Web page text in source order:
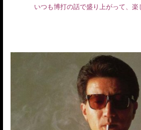
いつも博打の話で盛り上がって、楽